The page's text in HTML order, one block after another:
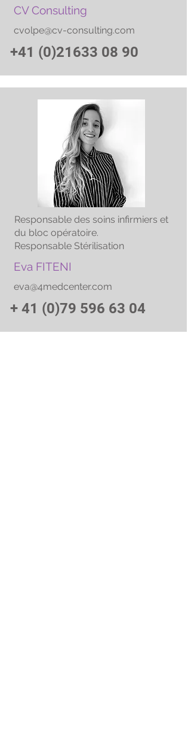
CV Consulting
cvolpe@cv-consulting.com
+41 (0)21633 08 90
Responsable des soins infirmiers et
du bloc opératoire.
Responsable Stérilisation
Eva FITENI
eva@4medcenter.com
+ 41 (0)79 596 63 04